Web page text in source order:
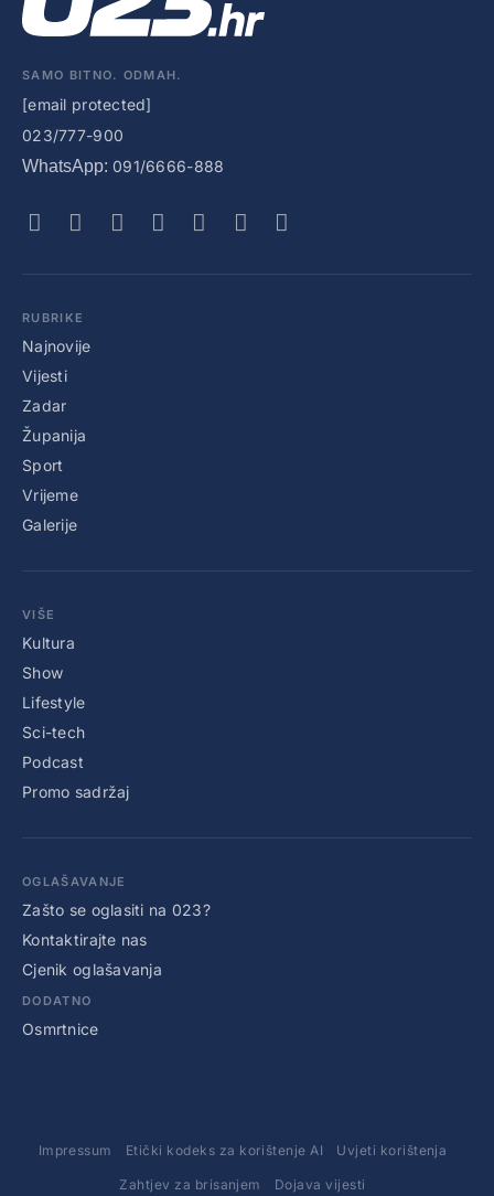
SAMO BITNO. ODMAH.
[email protected]
023/777-900
WhatsApp: 091/6666-888
RUBRIKE
Najnovije
Vijesti
Zadar
Županija
Sport
Vrijeme
Galerije
VIŠE
Kultura
Show
Lifestyle
Sci-tech
Podcast
Promo sadržaj
OGLAŠAVANJE
Zašto se oglasiti na 023?
Kontaktirajte nas
Cjenik oglašavanja
DODATNO
Osmrtnice
Impressum Etički kodeks za korištenje AI Uvjeti korištenja
Zahtjev za brisanjem Dojava vijesti